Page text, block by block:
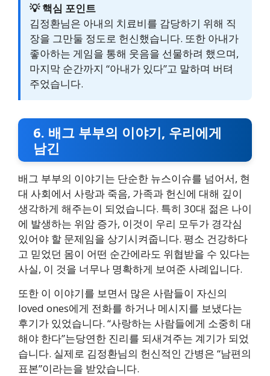
💡 핵심 포인트
김정환님은 아내의 치료비를 감당하기 위해 직
장을 그만둘 정도로 헌신했습니다. 또한 아내가
좋아하는 게임을 통해 웃음을 선물하려 했으며,
마지막 순간까지 “아내가 있다”고 말하며 버텨
주었습니다.
6. 배그 부부의 이야기, 우리에게
남긴
배그 부부의 이야기는 단순한 뉴스이슈를 넘어서, 현
대 사회에서 사랑과 죽음, 가족과 헌신에 대해 깊이
생각하게 해주는이 되었습니다. 특히 30대 젊은 나이
에 발생하는 위암 증가, 이것이 우리 모두가 경각심
있어야 할 문제임을 상기시켜줍니다. 평소 건강하다
고 믿었던 몸이 어떤 순간에라도 위협받을 수 있다는
사실, 이 것을 너무나 명확하게 보여준 사례입니다.
또한 이 이야기를 보면서 많은 사람들이 자신의
loved ones에게 전화를 하거나 메시지를 보냈다는
후기가 있었습니다. “사랑하는 사람들에게 소중히 대
해야 한다”는당연한 진리를 되새겨주는 계기가 되었
습니다. 실제로 김정환님의 헌신적인 간병은 “남편의
표본”이라는을 받았습니다.